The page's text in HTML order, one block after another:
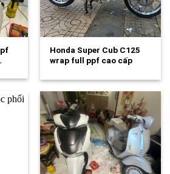
Honda Super Cub C125
wrap full ppf cao cấp